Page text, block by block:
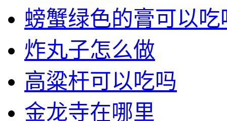
螃蟹绿色的膏可以吃
炸丸子怎么做
高粱杆可以吃吗
金龙寺在哪里